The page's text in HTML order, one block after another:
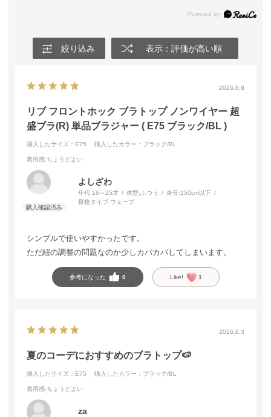
絞り込み 表示：評価が高い順
2026.8.8
リブ フロントホック ブラトップ ノンワイヤー 超
盛ブラ(R) 単品ブラジャー ( E75 ブラック/BL )
購入したサイズ：E75 購入したカラー：ブラック/BL
着用感:ちょうどよい
よしざわ
年代:16～25才 体型: ふつう 身長:150cm以下
骨格タイプ:ウェーブ
シンプルで使いやすかったです。
ただ紐の調整の問題なのか少しカパカパしてしまいます。
参考になった 0 Like! 1
2026.8.3
夏のコーデにおすすめのブラトップ🍉
購入したサイズ：E75 購入したカラー：ブラック/BL
着用感:ちょうどよい
za